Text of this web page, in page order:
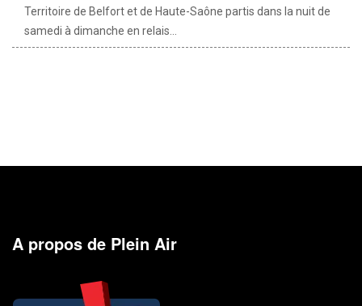
Territoire de Belfort et de Haute-Saône partis dans la nuit de
samedi à dimanche en relais...
A propos de Plein Air